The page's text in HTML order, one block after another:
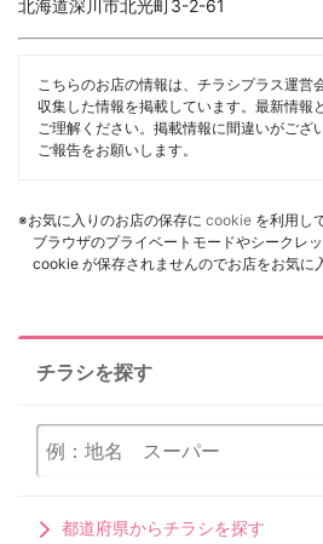
北海道深川市北光町3-2-61
こちらのお店の情報は、チラシプラス運営
収集した情報を掲載しています。最新情報
ご理解ください。掲載情報に間違いがござ
ご報告をお願いします。
※お気に入りのお店の保存に cookie を利用し
ブラウザのプライベートモードやシークレ
cookie が保存されませんのでお店をお気に
チラシを探す
都道府県からチラシを探す